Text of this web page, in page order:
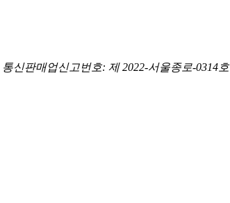
통신판매업신고번호: 제 2022-서울종로-0314호